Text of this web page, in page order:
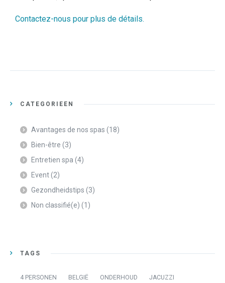
Contactez-nous pour plus de détails.
CATEGORIEËN
Avantages de nos spas (18)
Bien-être (3)
Entretien spa (4)
Event(2)
Gezondheidstips (3)
Non classifié(e) (1)
TAGS
4 PERSONEN BELGIË ONDERHOUD JACUZZI